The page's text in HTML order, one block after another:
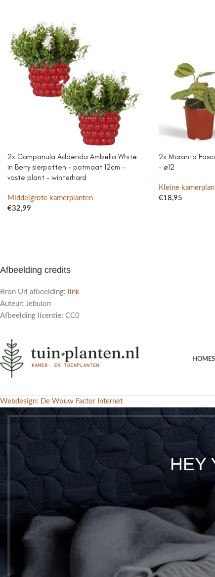
2x Campanula Addenda Ambella White
in Berry sierpotten – potmaat 12cm –
vaste plant – winterhard
Middelgrote kamerplanten
€32,99
2x Maranta
– ø12
Kleine
€18,95
Afbeelding credits
Bron Url afbeelding:
link
Auteur: Jebulon
Afbeelding licentie: CC0
HOME
Webdesign: De Wouw Factor Internet
HEY